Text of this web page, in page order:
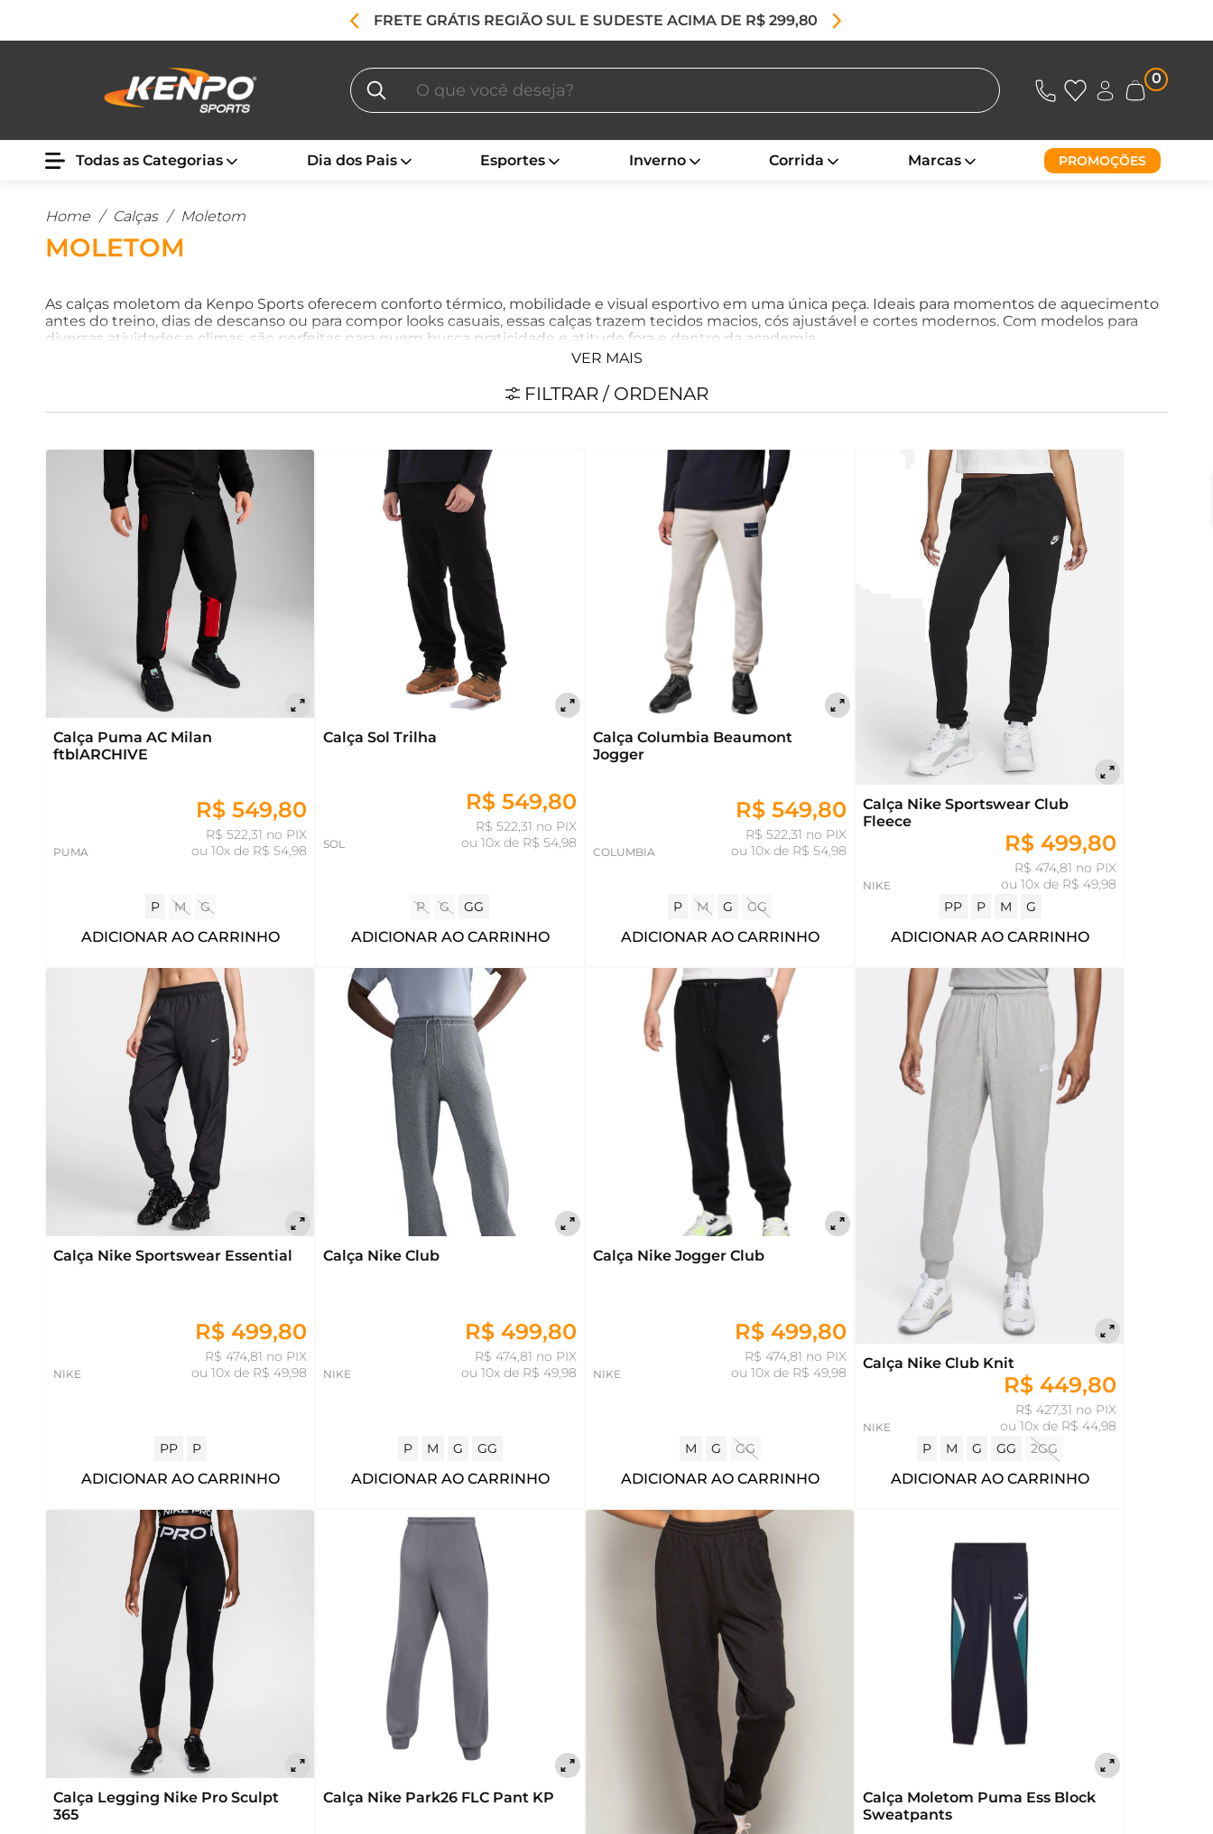
FRETE GRÁTIS REGIÃO SUL E SUDESTE ACIMA DE R$ 299,80
0
Todas as Categorias Dia dos Pais Esportes Inverno Corrida Marcas PROMOÇÕES
Home / Calças / Moletom
MOLETOM
As calças moletom da Kenpo Sports oferecem conforto térmico, mobilidade e visual esportivo em uma única peça. Ideais para momentos de aquecimento
antes do treino, dias de descanso ou para compor looks casuais, essas calças trazem tecidos macios, cós ajustável e cortes modernos. Com modelos para
diversas atividades e climas, são perfeitas para quem busca praticidade e atitude fora e dentro da academia.
VER MAIS
FILTRAR / ORDENAR
Calça Puma AC Milan
ftblARCHIVE
R$ 549,80
R$ 522,31 no PIX
ou 10x de R$ 54,98
PUMA
P M G
ADICIONAR AO CARRINHO
Calça Sol Trilha
R$ 549,80
R$ 522,31 no PIX
ou 10x de R$ 54,98
SOL
P G GG
ADICIONAR AO CARRINHO
Calça Columbia Beaumont
Jogger
R$ 549,80
R$ 522,31 no PIX
ou 10x de R$ 54,98
COLUMBIA
P M G GG
ADICIONAR AO CARRINHO
Calça Nike Sportswear Club
Fleece
R$ 499,80
R$ 474,81 no PIX
ou 10x de R$ 49,98
NIKE
PP P M G
ADICIONAR AO CARRINHO
Calça Nike Sportswear Essential
R$ 499,80
R$ 474,81 no PIX
ou 10x de R$ 49,98
NIKE
PP P
ADICIONAR AO CARRINHO
Calça Nike Club
R$ 499,80
R$ 474,81 no PIX
ou 10x de R$ 49,98
NIKE
P M G GG
ADICIONAR AO CARRINHO
Calça Nike Jogger Club
R$ 499,80
R$ 474,81 no PIX
ou 10x de R$ 49,98
NIKE
M G GG
ADICIONAR AO CARRINHO
Calça Nike Club Knit
R$ 449,80
R$ 427,31 no PIX
ou 10x de R$ 44,98
NIKE
P M G GG 2GG
ADICIONAR AO CARRINHO
Calça Legging Nike Pro Sculpt
365
Calça Nike Park26 FLC Pant KP
Calça Moletom Puma Ess Block
Sweatpants